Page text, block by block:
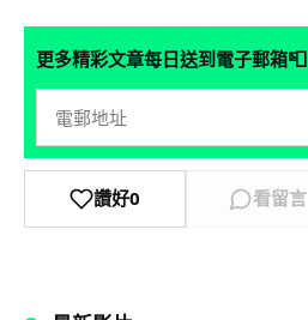
更多精彩文章每日送到電子郵箱📮
讚好0 看留言